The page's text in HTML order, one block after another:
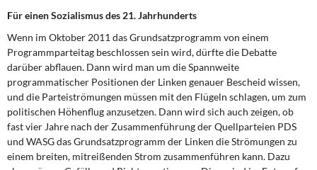
Für einen Sozialismus des 21. Jahrhunderts
Wenn im Oktober 2011 das Grundsatzprogramm von einem
Programmparteitag beschlossen sein wird, dürfte die Debatte
darüber abflauen. Dann wird man um die Spannweite
programmatischer Positionen der Linken genauer Bescheid wissen,
und die Parteiströmungen müssen mit den Flügeln schlagen, um zum
politischen Höhenflug anzusetzen. Dann wird sich auch zeigen, ob
fast vier Jahre nach der Zusammenführung der Quellparteien PDS
und WASG das Grundsatzprogramm der Linken die Strömungen zu
einem breiten, mitreißenden Strom zusammenführen kann. Dazu